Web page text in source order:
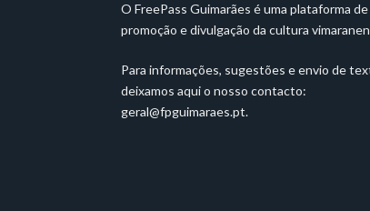
O FreePass Guimarães é uma plataforma de
promoção e divulgação da cultura
Para informações, sugestões e envio de
deixamos aqui o nosso contacto:
geral@fpguimaraes.pt.